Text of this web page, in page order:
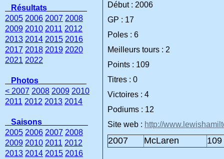
Début : 2006
GP : 17
Poles : 6
Meilleurs tours : 2
Points : 109
Titres : 0
Victoires : 4
Podiums : 12
Site web : http://
2007 McLaren
Résultats
2005 2006 2007 2008
2009 2010 2011 2012
2013 2014 2015 2016
2017 2018 2019 2020
2021 2022
Photos
< 2007 2008 2009 2010
2011 2012 2013 2014
Saisons
2005 2006 2007 2008
2009 2010 2011 2012
2013 2014 2015 2016